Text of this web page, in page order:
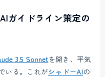
ガイドライン策定の
3.5 Sonnetを開き、平気
いる。これがシャドーAIの